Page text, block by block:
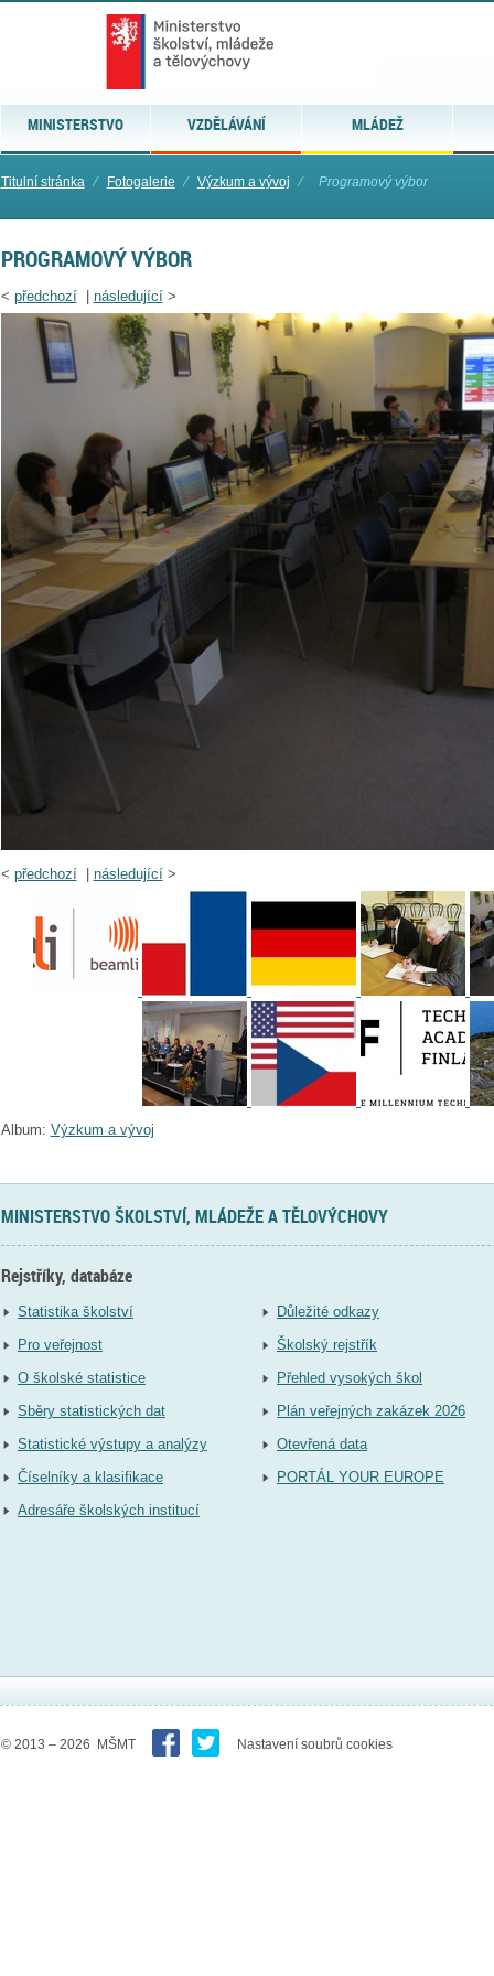
MINISTERSTVO VZDĚLÁVÁNÍ MLÁDEŽ
Titulní stránka ⁄ Fotogalerie ⁄ Výzkum a vývoj ⁄ Programový výbor
PROGRAMOVÝ VÝBOR
< předchozí| následující>
< předchozí| následující>
Album: Výzkum a vývoj
MINISTERSTVO ŠKOLSTVÍ, MLÁDEŽE A TĚLOVÝCHOVY
Rejstříky, databáze
Statistika školství
Pro veřejnost
O školské statistice
Sběry statistických dat
Statistické výstupy a analýzy
Číselníky a klasifikace
Adresáře školských institucí
Důležité odkazy
Školský rejstřík
Přehled vysokých škol
Plán veřejných zakázek 2026
Otevřená data
PORTÁL YOUR EUROPE
© 2013 – 2026 MŠMT Nastavení soubrů cookies